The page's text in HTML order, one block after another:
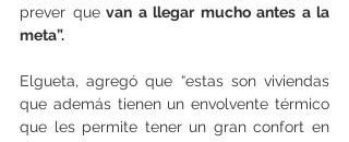
prever que van a llegar mucho antes a la
meta”.
Elgueta, agregó que “estas son viviendas
que además tienen un envolvente térmico
que les permite tener un gran confort en